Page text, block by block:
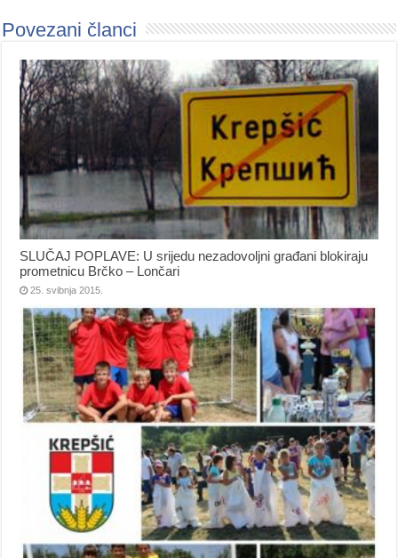
Povezani članci
SLUČAJ POPLAVE: U srijedu nezadovoljni građani blokiraju
prometnicu Brčko – Lončari
25. svibnja 2015.